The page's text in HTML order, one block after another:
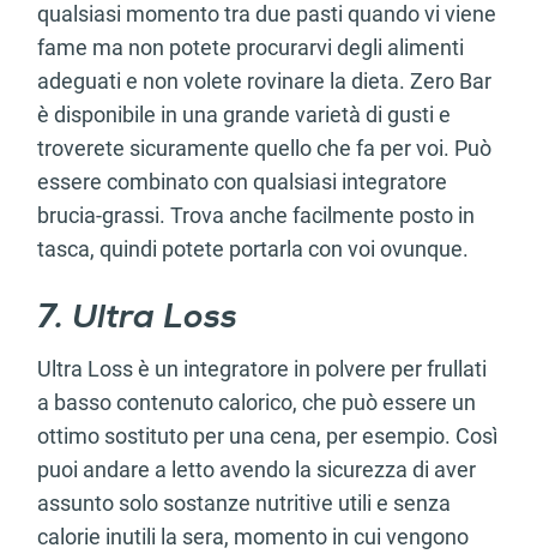
qualsiasi momento tra due pasti quando vi viene
fame ma non potete procurarvi degli alimenti
adeguati e non volete rovinare la dieta. Zero Bar
è disponibile in una grande varietà di gusti e
troverete sicuramente quello che fa per voi. Può
essere combinato con qualsiasi integratore
brucia-grassi. Trova anche facilmente posto in
tasca, quindi potete portarla con voi ovunque.
7. Ultra Loss
Ultra Loss è un integratore in polvere per frullati
a basso contenuto calorico, che può essere un
ottimo sostituto per una cena, per esempio. Così
puoi andare a letto avendo la sicurezza di aver
assunto solo sostanze nutritive utili e senza
calorie inutili la sera, momento in cui vengono